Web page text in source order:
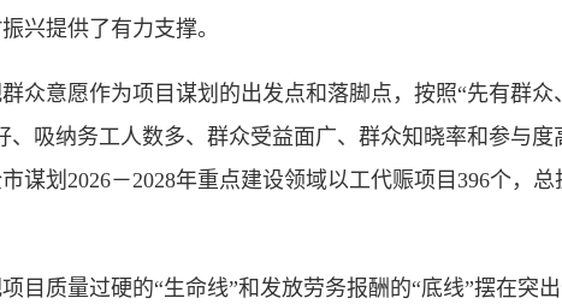
兴提供了有力支撑。
意愿作为项目谋划的出发点和落脚点，按照“先有群众
吸纳务工人数多、群众受益面广、群众知晓率和参与度
划2026－2028年重点建设领域以工代赈项目396个，总
质量过硬的“生命线”和发放劳务报酬的“底线”摆在突